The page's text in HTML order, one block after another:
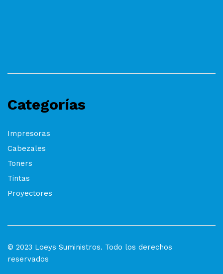
Categorías
Impresoras
Cabezales
Toners
Tintas
Proyectores
© 2023 Loeys Suministros. Todo los derechos
reservados